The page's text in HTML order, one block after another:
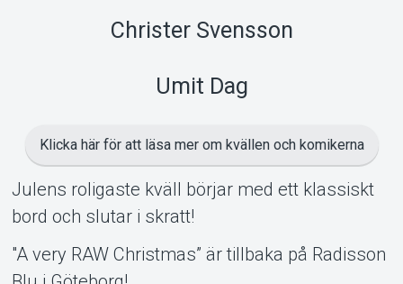
Om Tickster
Christer Svensson
Umit Dag
Julens roligaste kväll börjar med ett klassiskt
bord och slutar i skratt!
"A very RAW Christmas” är tillbaka på Radisson
Blu i Göteborg!